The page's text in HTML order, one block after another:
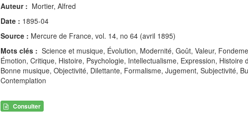
Auteur : Mortier, Alfred
Date : 1895-04
Source : Mercure de France, vol. 14, no 64 (avril 1895)
Mots clés : Science et musique, Évolution, Modernité, Goût, Valeur,
Émotion, Critique, Histoire, Psychologie, Intellectualisme, Expression, Histoire
Bonne musique, Objectivité, Dilettante, Formalisme, Jugement, Subjectivité,
Contemplation
Consulter